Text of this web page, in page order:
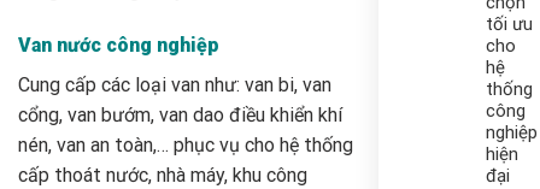
Van nước công nghiệp
Cung cấp các loại van như: van bi, van
cổng, van bướm, van dao điều khiển khí
nén, van an toàn,… phục vụ cho hệ thống
cấp thoát nước, nhà máy, khu công
tối ưu
cho
hệ
thống
công
nghiệp
hiện
đại